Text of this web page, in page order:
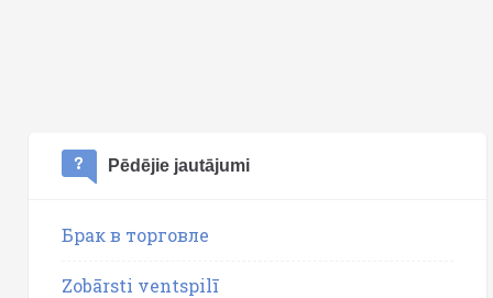
Pēdējie jautājumi
Брак в торговле
Zobārsti ventspilī